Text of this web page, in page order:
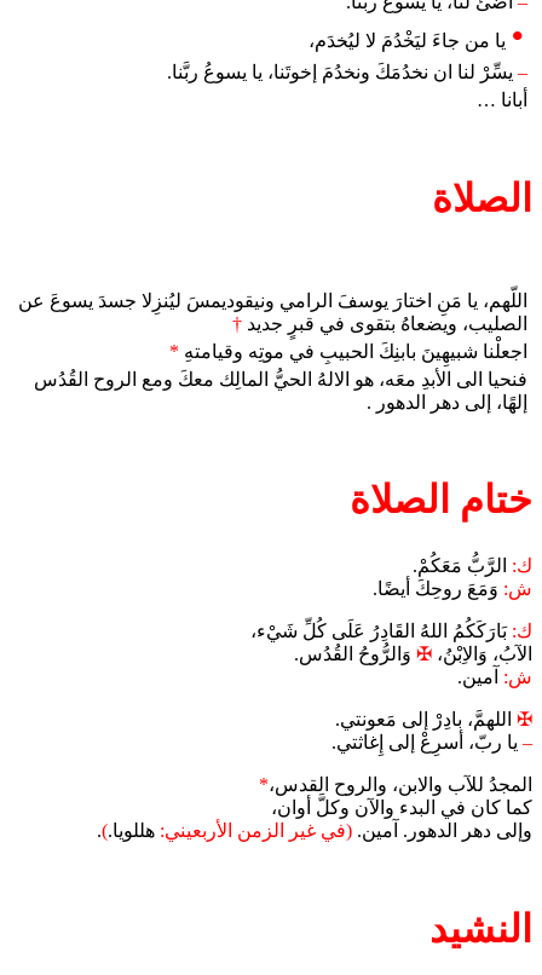
يا من جاءَ ليَخْدُمَ لا ليُخدَم،
– يسِّرْ لنا ان نخدُمَكَ ونخدُمَ إخوتَنا، يا يسوعُ ربَّنا.
أبانا …
الصلاة
اللّهم، يا مَنِ اختارَ يوسفَ الرامي ونيقوديمسَ ليُنزِلا جسدَ يسوعَ عن
الصليب، ويضعاهُ بتقوى في قبرٍ جديد †
اجعلْنا شبيهِينَ بابنِكَ الحبيبِ في موتِه وقيامتهِ *
فنحيا الى الأبدِ معَه، هو الالهُ الحيُّ المالِك معكَ ومع الروح القُدُس
إلهًا، إلى دهر الدهور .
ختام الصلاة
ك: الرَّبُّ مَعَكُمْ.
ش: وَمَعَ روحِكَ أيضًا.
ك: بَارَكَكُمُ اللهُ القَادِرُ عَلَى كُلِّ شَيْء،
الآبُ، وَالاِبْنُ، ✠ وَالرُّوحُ القُدُس.
ش: آمين.
✠ اللهمَّ، بادِرْ إلى مَعونتي.
– يا ربّ، أسرِعْ إلى إِغاثتي.
المجدُ للآب والابن، والروح القدس،*
كما كان في البدء والآن وكلَّ أوان،
وإلى دهر الدهور. آمين. (في غير الزمن الأربعيني: هللويا.)
.
النشيد